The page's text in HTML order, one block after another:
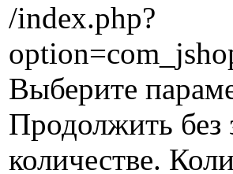
/index.php?
Выберите
Продолжить без
количестве.